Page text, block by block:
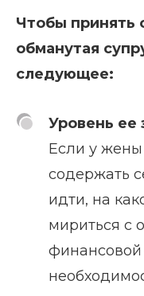
Чтобы принять
обманутая
следующее:
Уровень ее
Если у
содержать
идти, на
мириться с
финансовой